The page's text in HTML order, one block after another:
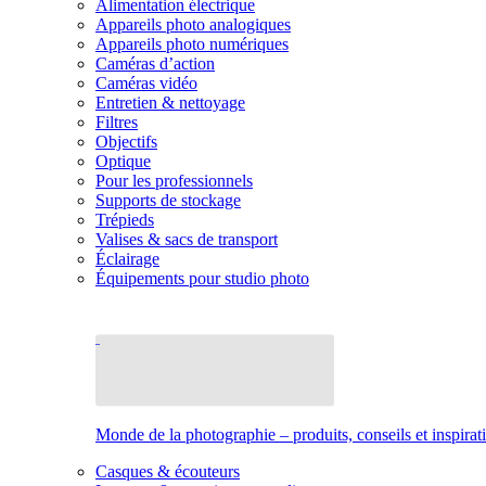
Alimentation électrique
Appareils photo analogiques
Appareils photo numériques
Caméras d’action
Caméras vidéo
Entretien & nettoyage
Filtres
Objectifs
Optique
Pour les professionnels
Supports de stockage
Trépieds
Valises & sacs de transport
Éclairage
Équipements pour studio photo
Monde de la photographie – produits, conseils et
Casques & écouteurs